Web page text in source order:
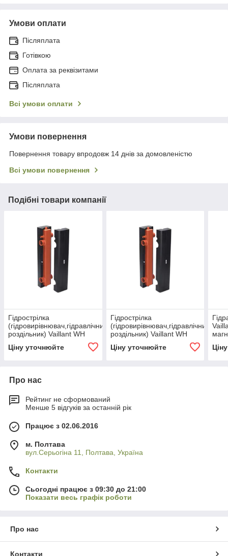
Умови оплати
Післяплата
Готівкою
Оплата за реквізитами
Післяплата
Всі умови оплати
Умови повернення
Повернення товару впродовж 14 днів за домовленістю
Всі умови повернення
Подібні товари компанії
Гідрострілка
(гідровирівнювач,гідравлічний
роздільник) Vaillant WH
Ціну уточнюйте
Гідрострілка
(гідровирівнювач,гідравлічний
роздільник) Vaillant WH
Ціну уточнюйте
Про нас
Рейтинг не сформований
Менше 5 відгуків за останній рік
Працює з 02.06.2016
м. Полтава
вул.Серьогіна 11, Полтава, Україна
Контакти
Сьогодні працює з 09:30 до 21:00
Показати весь графік роботи
Про нас
Контакти